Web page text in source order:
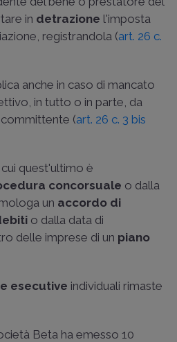
in detrazione l'imposta
registrandola (art. 26 c.
anche in caso di mancato
in tutto o in parte, da
(art. 26 c. 3 bis
quest'ultimo è
concorsuale o dalla
un accordo di
o dalla data di
delle imprese di un piano
esecutive individuali rimaste
Beta ha emesso 10